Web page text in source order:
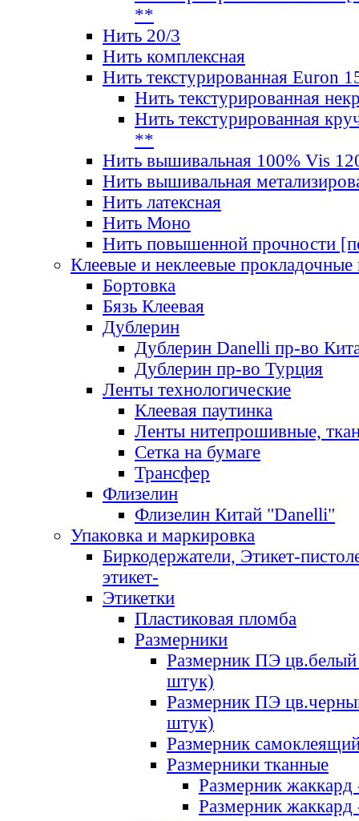
**
Нить 20/3
Нить комплексная
Нить текстурированная Euron
Нить текстурированная
Нить текстурированная
**
Нить вышивальная 100% Vis
Нить вышивальная
Нить латексная
Нить Моно
Нить повышенной прочности
Клеевые и неклеевые прокладочные
Бортовка
Бязь Клеевая
Дублерин
Дублерин Danelli пр-во
Дублерин пр-во Турция
Ленты технологические
Клеевая паутинка
Ленты нитепрошивные,
Сетка на бумаге
Трансфер
Флизелин
Флизелин Китай "Danelli"
Упаковка и маркировка
Биркодержатели, Этикет-
этикет-
Этикетки
Пластиковая пломба
Размерники
Размерник ПЭ цв.белый
штук)
Размерник ПЭ
штук)
Размерник
Размерники тканные
Размерник
Размерник